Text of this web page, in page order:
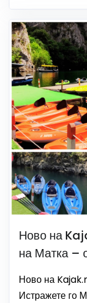
Ново на
на Матка –
Ново на
Истражете го